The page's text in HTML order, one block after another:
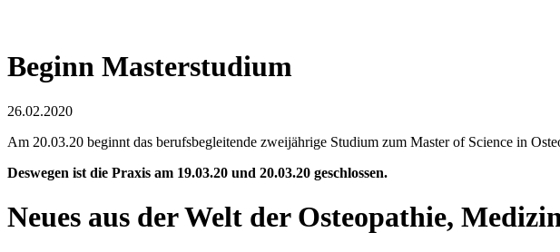
Beginn Masterstudium
26.02.2020
Am 20.03.20 beginnt das berufsbegleitende zweijährige Studium zum Master of Science in
Deswegen ist die Praxis am 19.03.20 und 20.03.20 geschlossen.
Neues aus der Welt der Osteopathie,